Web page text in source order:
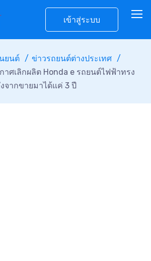
เข้าสู่ระบบ
ยนต์
ข่าวรถยนต์ต่างประเทศ
าศเลิกผลิต Honda e รถยนต์ไฟฟ้าทรง
จากขายมาได้แค่ 3 ปี